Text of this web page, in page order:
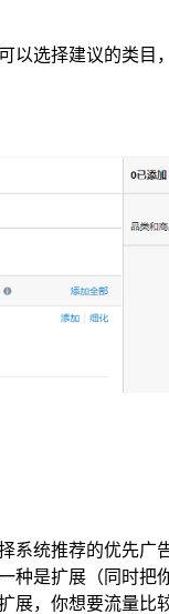
选择建议的类目
推荐的优先广
是扩展（同时
展，你想要流量